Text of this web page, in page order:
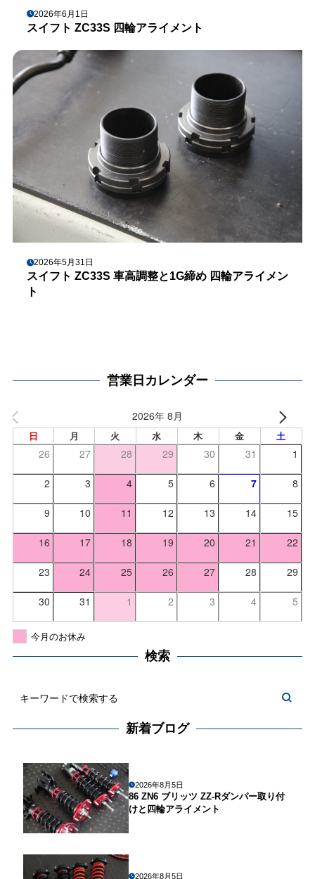
2026年6月1日
スイフト ZC33S 四輪アライメント
2026年5月31日
スイフト ZC33S 車高調整と1G締め 四輪アライメン
ト
営業日カレンダー
2026年 8月
日 月 火 水 木 金 土
26 27 28 29 30 31 1
2 3 4 5 6 7 8
9 10 11 12 13 14 15
16 17 18 19 20 21 22
23 24 25 26 27 28 29
30 31 1 2 3 4 5
今月のお休み
検索
新着ブログ
2026年8月5日
86 ZN6 ブリッツ ZZ-Rダンパー取り付
けと四輪アライメント
2026年8月5日